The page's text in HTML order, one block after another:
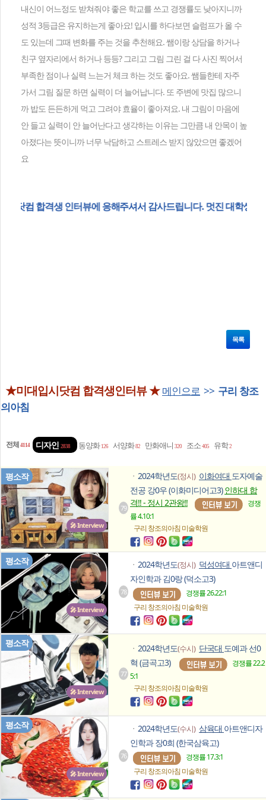
내신이 어느정도 받쳐줘야 좋은 학교를 쓰고 경쟁률도 낮아지니까
성적 3등급은 유지하는게 좋아요! 입시를 하다보면 슬럼프가 올 수
도 있는데 그때 변화를 주는 것을 추천해요. 쌤이랑 상담을 하거나
친구 옆자리에서 하거나 등등? 그리고 그림 그린 걸 다 사진 찍어서
부족한 점이나 실력 느는거 체크 하는 것도 좋아요. 쌤들한테 자주
가서 그림 질문 하면 실력이 더 늘어납니다. 또 주변에 맛집 많으니
까 밥도 든든하게 먹고 그려야 효율이 좋아져요. 내 그림이 마음에
안 들고 실력이 안 늘어난다고 생각하는 이유는 그만큼 내 안목이 높
아졌다는 뜻이니까 너무 낙담하고 스트레스 받지 않았으면 좋겠어
요
뷰에 응해주셔서 감사드립니다. 멋진 대학생활을 응원합니다!!
목록
★미대입시닷컴 합격생인터뷰 ★메인으로 >> 구리 창조
의아침
전체 4114 디자인 2838 동양화 126 서양화82 만화애니 320 조소 405 유학2
🎤 Interview
평소작
79
ㆍ 2024학년도(정시) 이화여대 도자예술
전공 강0우 (이화미디어고3)인하대 합
격!! - 정시 2관왕!!
경쟁
률 4.10:1
구리 창조의아침미술학원
🎤 Interview
평소작
78
ㆍ 2024학년도(정시) 덕성여대 아트앤디
자인학과 김0랑 (덕소고3)
경쟁률 26.22:1
구리 창조의아침미술학원
🎤 Interview
평소작
77
ㆍ 2024학년도(수시) 단국대 도예과 선0
혁 (금곡고3)
경쟁률 22.2
5:1
구리 창조의아침미술학원
🎤 Interview
평소작
76
ㆍ 2024학년도(수시) 삼육대 아트앤디자
인학과 장0희 (한국삼육고)
경쟁률 17.3:1
구리 창조의아침미술학원